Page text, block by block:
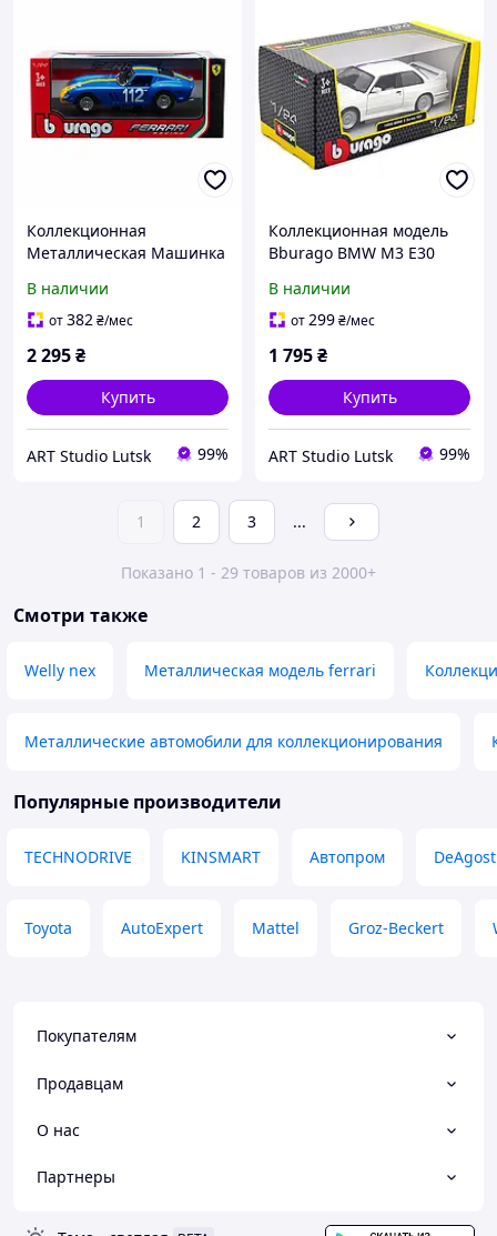
Коллекционная
Металлическая Машинка
Ferrari 250 GTO / Феррари
(18-26305) Синий
В наличии
от382₴/мес
2 295₴
Купить
ART Studio Lutsk 99%
Коллекционная модель
Bburago BMW M3 E30
22114) / BMW / Спорткар /
Белый
В наличии
от299₴/мес
1 795₴
Купить
ART Studio Lutsk 99%
1 2 3 ...
Показано 1 - 29 товаров из 2000+
Смотри также
Welly nex Металлическая модель ferrari
Металлические автомобили для коллекционирования
Популярные производители
TECHNODRIVE KINSMART Автопром
Toyota AutoExpert Mattel Groz-Beckert
Покупателям
Продавцам
О нас
Партнеры